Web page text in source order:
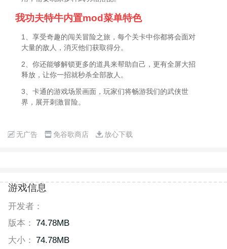
我功夫特牛内置mod菜单特色
1、享受奇趣的闯关冒险之旅，每个关卡中你都将会面对
大量的敌人，消灭他们获取得分。
2、你还能够解锁更多的道具来帮助自己，更有全屏大招
释放，让你一招就秒杀全部敌人。
3、卡通的游戏场景画面，玩家们将畅游我们的武侠世
界，展开刺激冒险。
无广告 免谷歌商店 放心下载
游戏信息
开发者：
版本： 74.78MB
大小： 74.78MB